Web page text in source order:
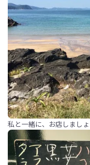
私と一緒に、お店しまし